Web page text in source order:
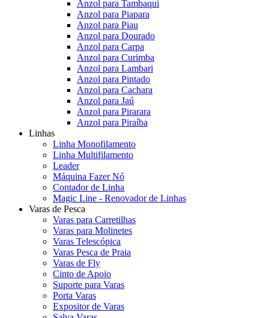
Anzol para Tambaqui
Anzol para Piapara
Anzol para Piau
Anzol para Dourado
Anzol para Carpa
Anzol para Curimba
Anzol para Lambari
Anzol para Pintado
Anzol para Cachara
Anzol para Jaú
Anzol para Pirarara
Anzol para Piraíba
Linhas
Linha Monofilamento
Linha Multifilamento
Leader
Máquina Fazer Nó
Contador de Linha
Magic Line - Renovador de Linhas
Varas de Pesca
Varas para Carretilhas
Varas para Molinetes
Varas Telescópica
Varas Pesca de Praia
Varas de Fly
Cinto de Apoio
Suporte para Varas
Porta Varas
Expositor de Varas